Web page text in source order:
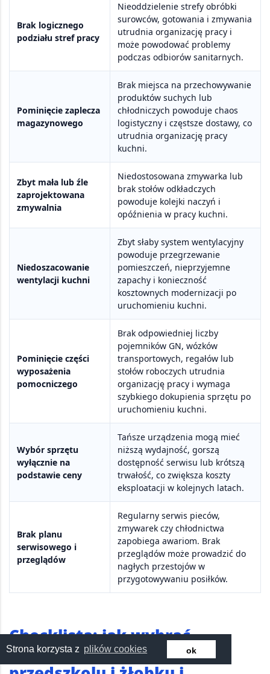
Strona korzysta z plików cookies ok
Brak logicznego
podziału stref pracy
Nieoddzielenie strefy obróbki
surowców, gotowania i zmywania
utrudnia organizację pracy i
może powodować problemy
podczas odbiorów sanitarnych.
Pominięcie zaplecza
magazynowego
Brak miejsca na przechowywanie
produktów suchych lub
chłodniczych powoduje chaos
logistyczny i częstsze dostawy, co
utrudnia organizację pracy
kuchni.
Zbyt mała lub źle
zaprojektowana
zmywalnia
Niedostosowana zmywarka lub
brak stołów odkładczych
powoduje kolejki naczyń i
opóźnienia w pracy kuchni.
Niedoszacowanie
wentylacji kuchni
Zbyt słaby system wentylacyjny
powoduje przegrzewanie
pomieszczeń, nieprzyjemne
zapachy i konieczność
kosztownych modernizacji po
uruchomieniu kuchni.
Pominięcie części
wyposażenia
pomocniczego
Brak odpowiedniej liczby
pojemników GN, wózków
transportowych, regałów lub
stołów roboczych utrudnia
organizację pracy i wymaga
szybkiego dokupienia sprzętu po
uruchomieniu kuchni.
Wybór sprzętu
wyłącznie na
podstawie ceny
Tańsze urządzenia mogą mieć
niższą wydajność, gorszą
dostępność serwisu lub krótszą
trwałość, co zwiększa koszty
eksploatacji w kolejnych latach.
Brak planu
serwisowego i
przeglądów
Regularny serwis pieców,
zmywarek czy chłodnictwa
zapobiega awariom. Brak
przeglądów może prowadzić do
nagłych przestojów w
przygotowywaniu posiłków.
Checklista: jak wybrać
wyposażenie kuchni w